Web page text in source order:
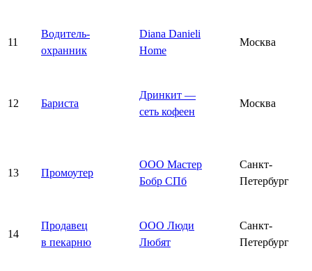
11
Водитель-
охранник
Diana Danieli
Home
Москва
12 Бариста
Дринкит —
сеть кофеен
Москва
13 Промоутер
ООО Мастер
Бобр СПб
Санкт-
Петербург
14
Продавец
в пекарню
ООО Люди
Любят
Санкт-
Петербург